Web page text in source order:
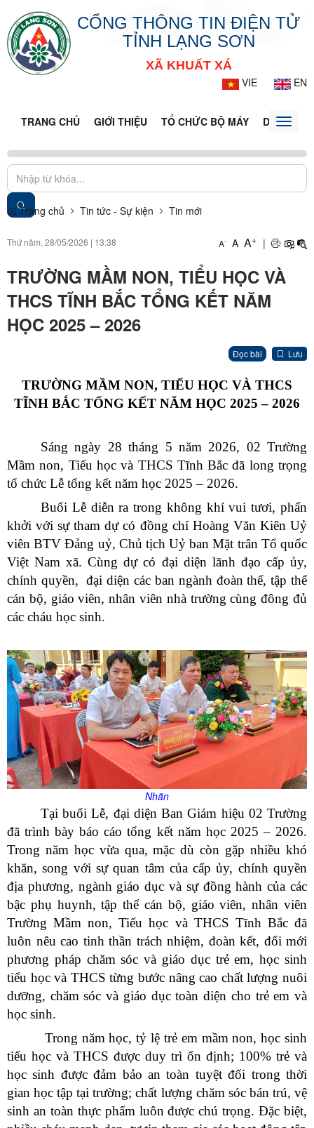
CỔNG THÔNG TIN ĐIỆN TỬ
TỈNH LẠNG SƠN
XÃ KHUẤT XÁ
VIE
EN
TRANG CHỦ GIỚI THIỆU TỔ CHỨC BỘ MÁY DOANH
Toggle
Trang chủ Tin tức - Sự kiện Tin mới
Thứ năm, 28/05/2026 | 13:38 A- A A+ |
TRƯỜNG MẦM NON, TIỂU HỌC VÀ
THCS TĨNH BẮC TỔNG KẾT NĂM
HỌC 2025 – 2026
Đọc bài Lưu
TRƯỜNG MẦM NON, TIỂU HỌC VÀ THCS
TĨNH BẮC TỔNG KẾT NĂM HỌC 2025 – 2026
Sáng ngày 28 tháng 5 năm 2026, 02 Trường
Mầm non, Tiểu học và THCS Tĩnh Bắc đã long trọng
tổ chức Lễ tổng kết năm học 2025 – 2026.
Buổi Lễ diễn ra trong không khí vui tươi, phấn
khởi với sự tham dự có đồng chí Hoàng Văn Kiên Uỷ
viên BTV Đảng uỷ, Chủ tịch Uỷ ban Mặt trân Tổ quốc
Việt Nam xã. Cùng dự có đại diện lãnh đạo cấp ủy,
chính quyền, đại diện các ban ngành đoàn thể, tập thể
cán bộ, giáo viên, nhân viên nhà trường cùng đông đủ
các cháu học sinh.
Nhãn
Tại buổi Lễ, đại diện Ban Giám hiệu 02 Trường
đã trình bày báo cáo tổng kết năm học 2025 – 2026.
Trong năm học vừa qua, mặc dù còn gặp nhiều khó
khăn, song với sự quan tâm của cấp ủy, chính quyền
địa phương, ngành giáo dục và sự đồng hành của các
bậc phụ huynh, tập thể cán bộ, giáo viên, nhân viên
Trường Mầm non, Tiểu học và THCS Tĩnh Bắc đã
luôn nêu cao tinh thần trách nhiệm, đoàn kết, đổi mới
phương pháp chăm sóc và giáo dục trẻ em, học sinh
tiểu học và THCS từng bước nâng cao chất lượng nuôi
dưỡng, chăm sóc và giáo dục toàn diện cho trẻ em và
học sinh.
Trong năm học, tỷ lệ trẻ em mầm non, học sinh
tiểu học và THCS được duy trì ổn định; 100% trẻ và
học sinh được đảm bảo an toàn tuyệt đối trong thời
gian học tập tại trường; chất lượng chăm sóc bán trú, vệ
sinh an toàn thực phẩm luôn được chú trọng. Đặc biệt,